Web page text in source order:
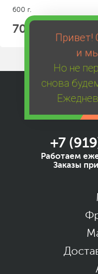
Привет!
и
Но не
снова
600 г.
709
+7
Работаем
Заказы